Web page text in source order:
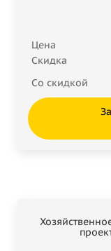
Цена
Скидка
Со скидкой